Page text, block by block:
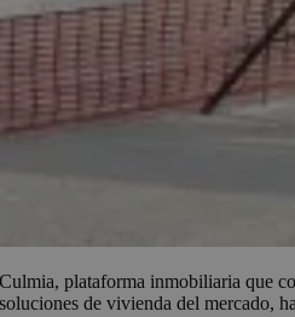
Culmia, plataforma inmobiliaria que
soluciones de vivienda del mercado,